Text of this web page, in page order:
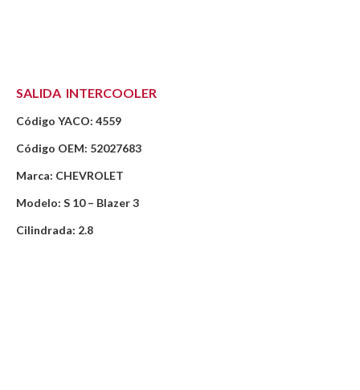
SALIDA INTERCOOLER
Código YACO: 4559
Código OEM: 52027683
Marca: CHEVROLET
Modelo: S 10 – Blazer 3
Cilindrada: 2.8